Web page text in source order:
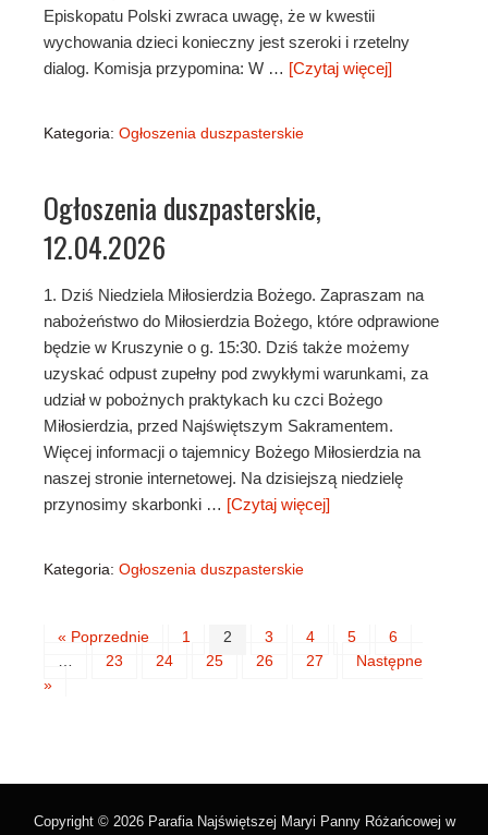
Episkopatu Polski zwraca uwagę, że w kwestii
wychowania dzieci konieczny jest szeroki i rzetelny
dialog. Komisja przypomina: W … [Czytaj więcej]
Kategoria: Ogłoszenia duszpasterskie
Ogłoszenia duszpasterskie,
12.04.2026
1. Dziś Niedziela Miłosierdzia Bożego. Zapraszam na
nabożeństwo do Miłosierdzia Bożego, które odprawione
będzie w Kruszynie o g. 15:30. Dziś także możemy
uzyskać odpust zupełny pod zwykłymi warunkami, za
udział w pobożnych praktykach ku czci Bożego
Miłosierdzia, przed Najświętszym Sakramentem.
Więcej informacji o tajemnicy Bożego Miłosierdzia na
naszej stronie internetowej. Na dzisiejszą niedzielę
przynosimy skarbonki … [Czytaj więcej]
Kategoria: Ogłoszenia duszpasterskie
« Poprzednie 1 2 3 4 5
6
23 24 25 26 27
Następne
»
Copyright © 2026 Parafia Najświętszej Maryi Panny Różańcowej w